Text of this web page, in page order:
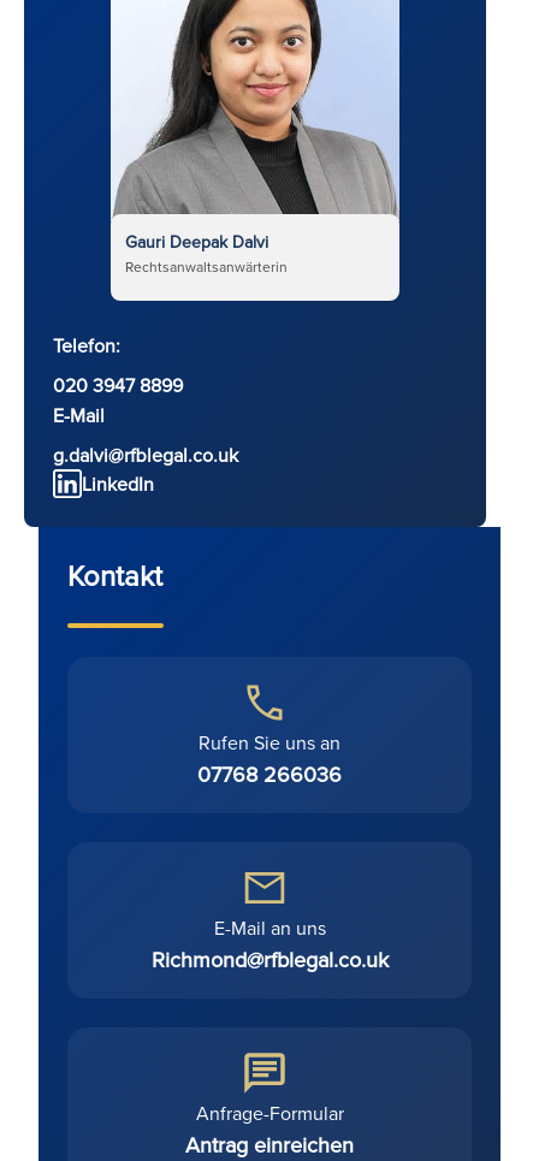
Gauri Deepak Dalvi
Rechtsanwaltsanwärterin
Telefon:
020 3947 8899
E-Mail
g.dalvi@rfblegal.co.uk
LinkedIn
Kontakt
Rufen Sie uns an
07768 266036
E-Mail an uns
Richmond@rfblegal.co.uk
Anfrage-Formular
Antrag einreichen